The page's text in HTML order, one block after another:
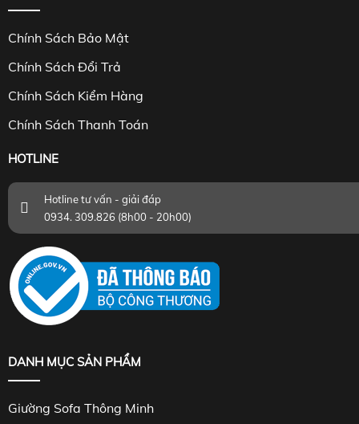
Chính Sách Bảo Mật
Chính Sách Đổi Trả
Chính Sách Kiểm Hàng
Chính Sách Thanh Toán
HOTLINE
Hotline tư vấn - giải đáp
0934. 309.826 (8h00 - 20h00)
DANH MỤC SẢN PHẨM
Giường Sofa Thông Minh